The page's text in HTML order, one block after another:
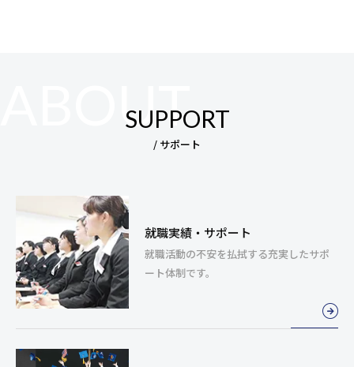
SUPPORT
/ サポート
就職実績・サポート
就職活動の不安を払拭する充実したサポ
ート体制です。